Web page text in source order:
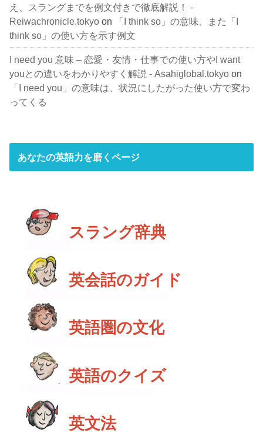
え、スラングまでを例文付きで徹底解説！ -
Reiwachronicle.tokyo on
「I think so」の意味、また「I
think so」の使い方を示す例文
I need you 意味 – 恋愛・友情・仕事での使い方やI want
youとの違いをわかりやすく解説 - Asahiglobal.tokyo on
「I need you」の意味は、状況にしたがった使い方で変わ
ってくる
あなたの英語力を磨くページ
スラング辞典
英会話のガイド
英語圏の文化
英語のクイズ
英文法